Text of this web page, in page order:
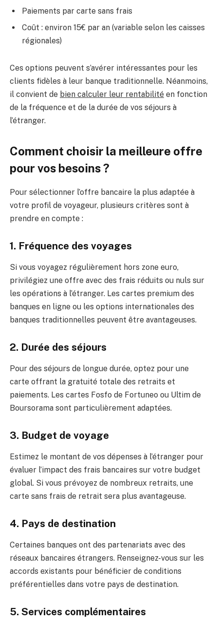
Paiements par carte sans frais
Coût : environ 15€ par an (variable selon les caisses
régionales)
Ces options peuvent s’avérer intéressantes pour les
clients fidèles à leur banque traditionnelle. Néanmoins,
il convient de bien calculer leur rentabilité en fonction
de la fréquence et de la durée de vos séjours à
l’étranger.
Comment choisir la meilleure offre
pour vos besoins ?
Pour sélectionner l’offre bancaire la plus adaptée à
votre profil de voyageur, plusieurs critères sont à
prendre en compte :
1. Fréquence des voyages
Si vous voyagez régulièrement hors zone euro,
privilégiez une offre avec des frais réduits ou nuls sur
les opérations à l’étranger. Les cartes premium des
banques en ligne ou les options internationales des
banques traditionnelles peuvent être avantageuses.
2. Durée des séjours
Pour des séjours de longue durée, optez pour une
carte offrant la gratuité totale des retraits et
paiements. Les cartes Fosfo de Fortuneo ou Ultim de
Boursorama sont particulièrement adaptées.
3. Budget de voyage
Estimez le montant de vos dépenses à l’étranger pour
évaluer l’impact des frais bancaires sur votre budget
global. Si vous prévoyez de nombreux retraits, une
carte sans frais de retrait sera plus avantageuse.
4. Pays de destination
Certaines banques ont des partenariats avec des
réseaux bancaires étrangers. Renseignez-vous sur les
accords existants pour bénéficier de conditions
préférentielles dans votre pays de destination.
5. Services complémentaires